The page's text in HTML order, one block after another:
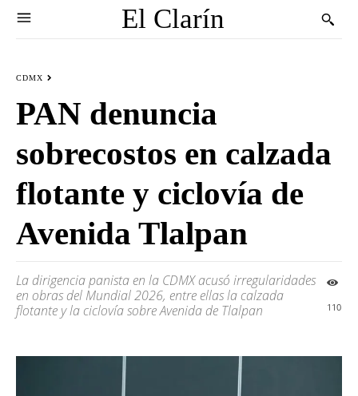
El Clarín
CDMX
PAN denuncia
sobrecostos en calzada
flotante y ciclovía de
Avenida Tlalpan
La dirigencia panista en la CDMX acusó irregularidades
en obras del Mundial 2026, entre ellas la calzada
flotante y la ciclovía sobre Avenida de Tlalpan
110